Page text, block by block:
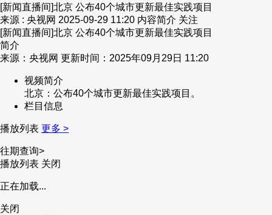
[新闻直播间]北京 公布40个城市更新最佳实践项目
来源 : 央视网 2025-09-29 11:20 内容简介 关注
[新闻直播间]北京 公布40个城市更新最佳实践项目
简介
来源：央视网 更新时间：2025年09月29日 11:20
视频简介
北京：公布40个城市更新最佳实践项目。
栏目信息
播放列表 更多 >
往期查询>
播放列表 关闭
正在加载...
关闭